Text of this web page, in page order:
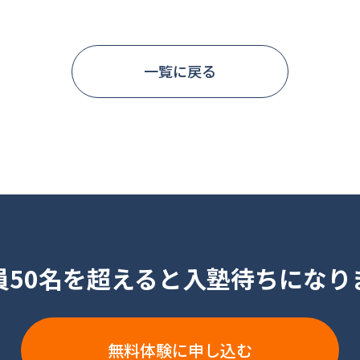
一覧に戻る
50名を超えると入塾待ちになり
無料体験に申し込む